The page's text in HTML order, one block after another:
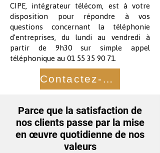
CIPE, intégrateur télécom, est à votre
disposition pour répondre à vos
questions concernant la téléphonie
d’entreprises, du lundi au vendredi à
partir de 9h30 sur simple appel
téléphonique au 01 55 35 90 71
Contactez-nous
Parce que la satisfaction de
nos clients passe par la mise
en œuvre quotidienne de nos
valeurs